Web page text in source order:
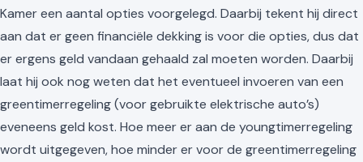
Kamer een aantal opties voorgelegd. Daarbij tekent hij direct
aan dat er geen financiële dekking is voor die opties, dus dat
er ergens geld vandaan gehaald zal moeten worden. Daarbij
laat hij ook nog weten dat het eventueel invoeren van een
greentimerregeling (voor gebruikte elektrische auto’s)
eveneens geld kost. Hoe meer er aan de youngtimerregeling
wordt uitgegeven, hoe minder er voor de greentimerregeling